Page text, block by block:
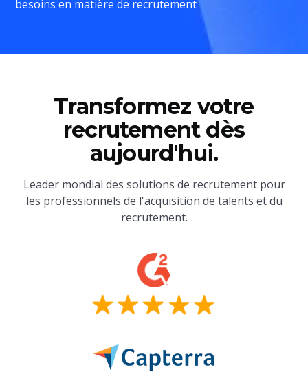
besoins en matière de recrutement
Transformez votre
recrutement dès
aujourd'hui.
Leader mondial des solutions de recrutement pour
les professionnels de l'acquisition de talents et du
recrutement.